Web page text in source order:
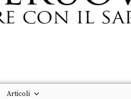
Articoli